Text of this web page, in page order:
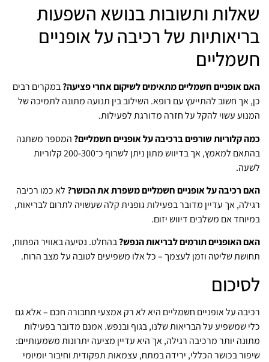
שאלות ותשובות בנושא השפעות
בריאותיות של רכיבה על אופניים
חשמליים
האם אופניים חשמליים מתאימים לשיקום אחרי פציעה?במקרים רבים
כן, אך חשוב להתייעץ עם רופא. השילוב בין תנועה מתונה לתמיכה של
המנוע עשוי להקל על חזרה מדורגת לפעילות.
כמה קלוריות שורפים ברכיבה על אופניים חשמליים?המספר משתנה
בהתאם למאמץ, אך בדיווש מתון ניתן לשרוף כ־200-300 קלוריות
לשעה.
האם רכיבה על אופניים חשמליים משפרת את הכושר?לא כמו רכיבה
רגילה, אך עדיין מדובר בפעילות גופנית קלה שעשויה לתרום לבריאות,
במיוחד אם משלבים דיווש יזום.
האם האופניים תורמים לבריאות הנפש?בהחלט. נסיעה באוויר הפתוח,
תחושת שליטה וזמן לעצמך – כל אלו משפיעים לטובה על מצב הרוח.
לסיכום
רכיבה על אופניים חשמליים היא לא רק אמצעי תחבורה חכם – אלא גם
כלי שמשפיע על הבריאות שלנו, בגוף ובנפש. אמנם מדובר בפעילות
מתונה יותר מרכיבה רגילה, אך היא עדיין מציעה יתרונות משמעותיים:
שיפור בכושר הכללי, ירידה במתח, עצמאות תפקודית וחיבור יומיומי